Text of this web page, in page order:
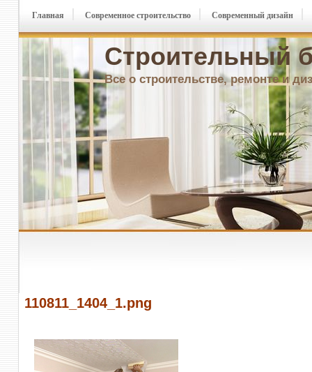
Строительный
Все о строительстве, ремонте и
Главная Современное строительство Современный дизайн
110811_1404_1.png